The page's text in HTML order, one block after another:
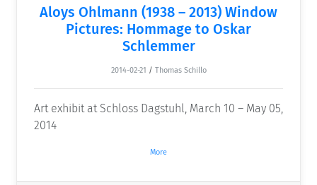
Aloys Ohlmann (1938 – 2013) Window
Pictures: Hommage to Oskar
Schlemmer
2014-02-21 / Thomas Schillo
Art exhibit at Schloss Dagstuhl, March 10 – May 05,
2014
More